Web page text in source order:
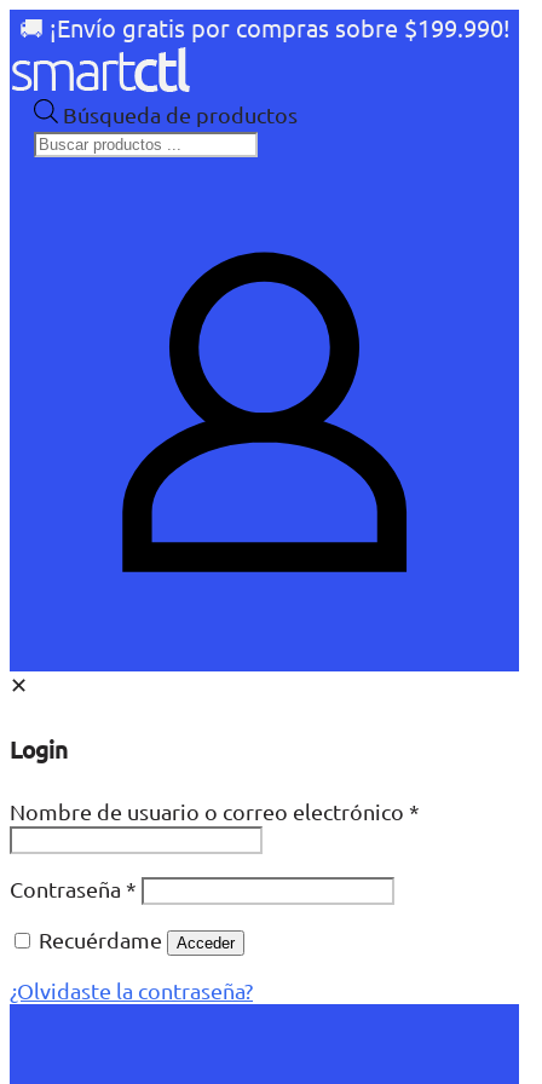
🚚 ¡Envío gratis por compras sobre $199.990!
Búsqueda de productos
✕
Login
Nombre de usuario o correo electrónico *
Contraseña *
Recuérdame
Acceder
¿Olvidaste la contraseña?